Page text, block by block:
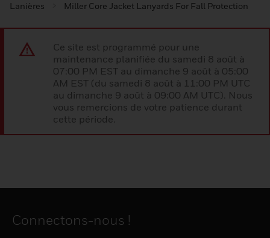
Lanières
Miller Core Jacket Lanyards For Fall Protection
Ce site est programmé pour une
maintenance planifiée du samedi 8 août à
07:00 PM EST au dimanche 9 août à 05:00
AM EST (du samedi 8 août à 11:00 PM UTC
au dimanche 9 août à 09:00 AM UTC). Nous
vous remercions de votre patience durant
cette période.
Connectons-nous !